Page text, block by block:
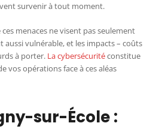
survenir à tout moment.
menaces ne visent pas seulement
vulnérable, et les impacts – coûts
à porter. La cybersécuritéconstitue
vos opérations face à ces aléas
sur-École :